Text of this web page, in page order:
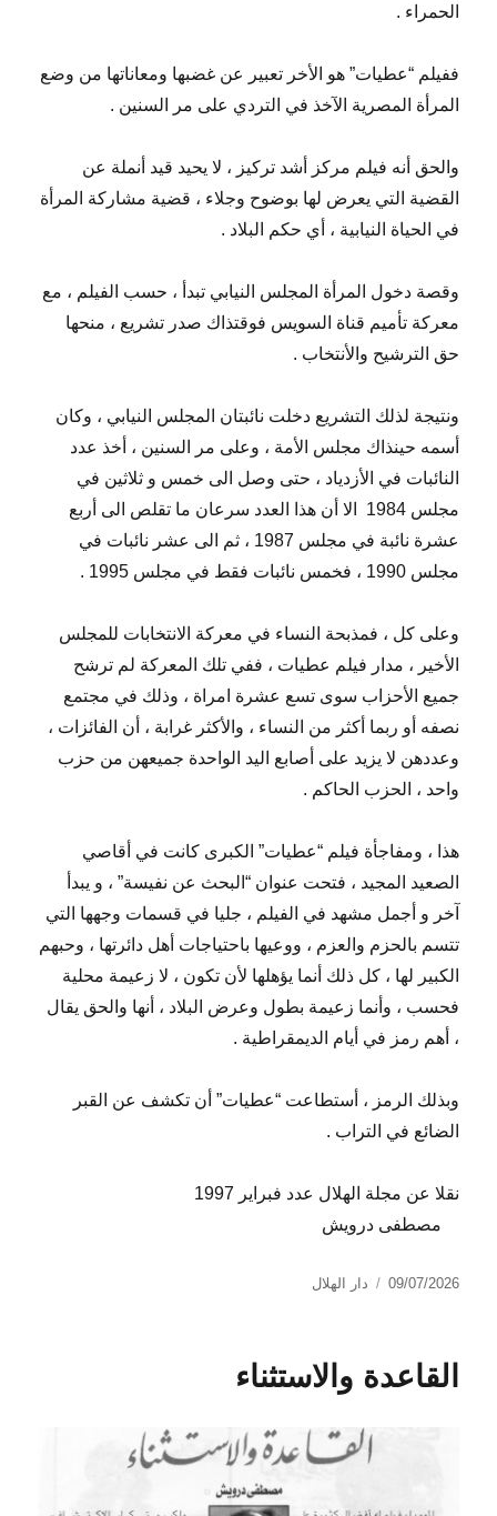
الحمراء .
ففيلم “عطيات” هو الأخر تعبير عن غضبها ومعاناتها من وضع
المرأة المصرية الآخذ في التردي على مر السنين .
والحق أنه فيلم مركز أشد تركيز ، لا يحيد قيد أنملة عن
القضية التي يعرض لها بوضوح وجلاء ، قضية مشاركة المرأة
في الحياة النيابية ، أي حكم البلاد .
وقصة دخول المرأة المجلس النيابي تبدأ ، حسب الفيلم ، مع
معركة تأميم قناة السويس فوقتذاك صدر تشريع ، منحها
حق الترشيح والأنتخاب .
ونتيجة لذلك التشريع دخلت نائبتان المجلس النيابي ، وكان
أسمه حينذاك مجلس الأمة ، وعلى مر السنين ، أخذ عدد
النائبات في الأزدياد ، حتى وصل الى خمس و ثلاثين في
مجلس 1984
الا أن هذا العدد سرعان ما تقلص الى أربع
عشرة نائبة في مجلس 1987 ، ثم الى عشر نائبات في
مجلس 1990 ، فخمس نائبات فقط في مجلس 1995 .
وعلى كل ، فمذبحة النساء في معركة الانتخابات للمجلس
الأخير ، مدار فيلم عطيات ، ففي تلك المعركة لم ترشح
جميع الأحزاب سوى تسع عشرة امراة ، وذلك في مجتمع
نصفه أو ربما أكثر من النساء ، والأكثر غرابة ، أن الفائزات ،
وعددهن لا يزيد على أصابع اليد الواحدة جميعهن من حزب
واحد ، الحزب الحاكم .
هذا ، ومفاجأة فيلم “عطيات” الكبرى كانت في أقاصي
الصعيد المجيد ، فتحت عنوان “البحث عن نفيسة” ، و يبدأ
آخر و أجمل مشهد في الفيلم ، جليا في قسمات وجهها التي
تتسم بالحزم والعزم ، ووعيها باحتياجات أهل دائرتها ، وحبهم
الكبير لها ، كل ذلك أنما يؤهلها لأن تكون ، لا زعيمة محلية
فحسب ، وأنما زعيمة بطول وعرض البلاد ، أنها والحق يقال
، أهم رمز في أيام الديمقراطية .
وبذلك الرمز ، أستطاعت “عطيات” أن تكشف عن القبر
الضائع في التراب .
نقلا عن مجلة الهلال عدد فبراير 1997
مصطفى درويش
نُشرت
09/07/2026 التصنيفات
دار الهلال
القاعدة والاستثناء